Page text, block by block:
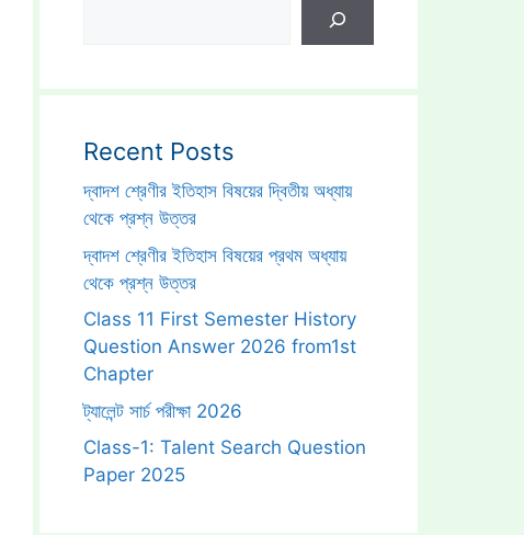
Recent Posts
দ্বাদশ শ্রেণীর ইতিহাস বিষয়ের দ্বিতীয় অধ্যায়
থেকে প্রশ্ন উত্তর
দ্বাদশ শ্রেণীর ইতিহাস বিষয়ের প্রথম অধ্যায়
থেকে প্রশ্ন উত্তর
Class 11 First Semester History
Question Answer 2026 from1st
Chapter
ট্যালেন্ট সার্চ পরীক্ষা 2026
Class-1: Talent Search Question
Paper 2025